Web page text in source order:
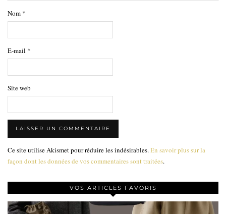
Nom *
E-mail *
Site web
Ce site utilise Akismet pour réduire les indésirables. En savoir plus sur la
façon dont les données de vos commentaires sont traitées.
VOS ARTICLES FAVORIS